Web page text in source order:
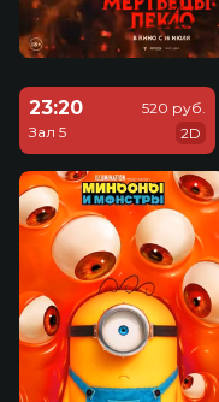
23:20
Зал 5
520 руб.
2D